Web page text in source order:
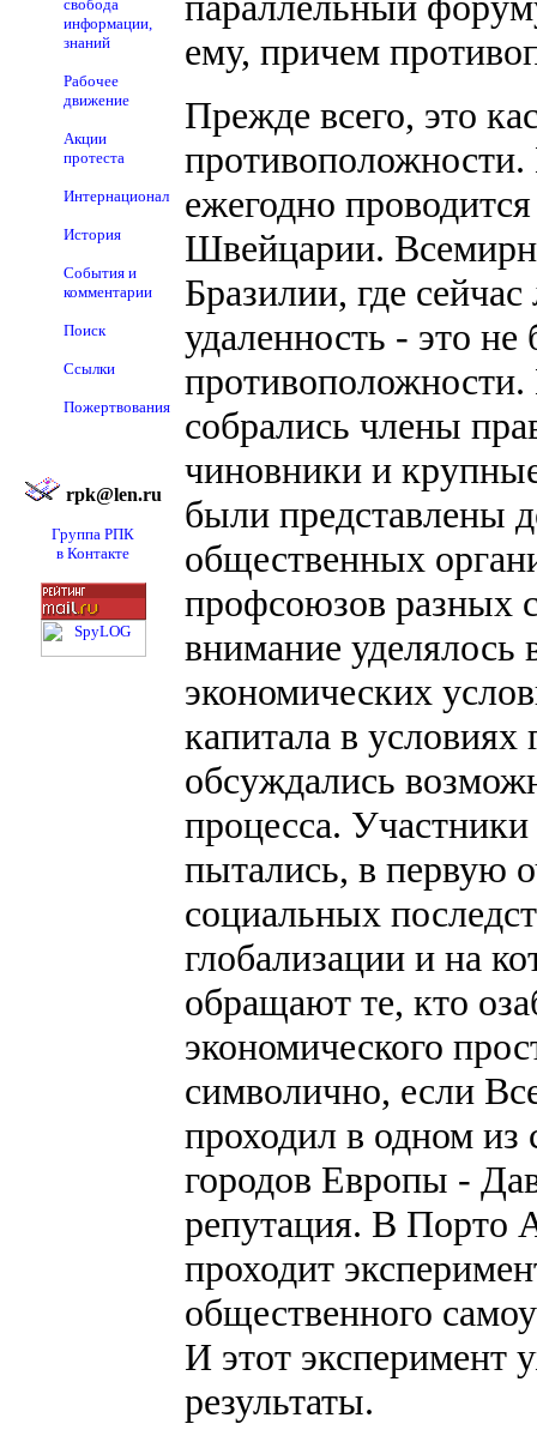
свобода
информации,
знаний
Рабочее
движение
Акции
протеста
Интернационал
История
События и
комментарии
Поиск
Ссылки
Пожертвования
rpk@len.ru
Группа РПК
в Контакте
ему, причем
Прежде всего, это
ежегодно
Швейцарии.
Бразилии, где
удаленность - это
противоположности.
собрались члены
чиновники и
были представлены
общественных
профсоюзов разных
внимание уделялось
экономических
капитала в
обсуждались
процесса.
пытались, в первую
социальных
глобализации и на
обращают те, кто
экономического
символично, если
проходил в одном из
городов Европы -
репутация. В Порто
проходит
общественного
И этот эксперимент
результаты.